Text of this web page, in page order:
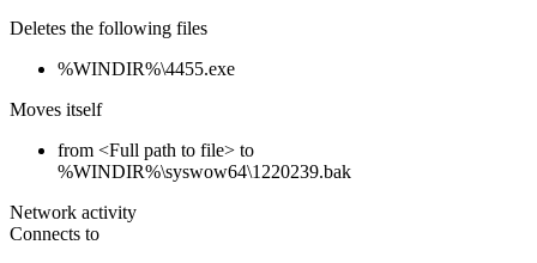
Deletes the following files
%WINDIR%\4455.exe
Moves itself
from <Full path to file> to
%WINDIR%\syswow64\1220239.bak
Network activity
Connects to